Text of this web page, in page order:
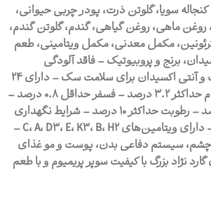
سویا، گلوتن ذرت، پودر چربی حیوانی،
روغن ماهی، روغن گیاهی، گندم، گلوتن گندم،
مکمل معدنی، مکمل ویتامینی، طعم
برنج و پروبیوتیک – فاقد آلودگی
سالمونلایی – پروبیوتیک و آنتی اکسیدان برای سلامت سگ – دارای 24
درصد پروتئین – فیبر خام حداکثر 3.2 درصد – فسفر حداقل 0.8 درصد –
چربی خام حداقل 16 درصد – رطوبت حداکثر 10 درصد – شرایط نگهداری
15-25 درجه سانتی‌گراد – دارای ویتامین‌های C، A، D3، E، K3، B، H2 –
سیستم دفاعی بدن، پوست و مو غذای
بزرگ با کیفیت سوپر پریمیوم و با طعم